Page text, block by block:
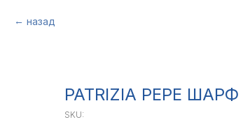
назад
PATRIZIA PEPE
SKU: